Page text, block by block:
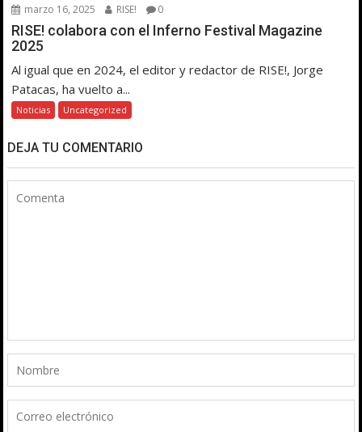
marzo 16, 2025 RISE! 0
RISE! colabora con el Inferno Festival Magazine
2025
Al igual que en 2024, el editor y redactor de RISE!, Jorge
Patacas, ha vuelto a...
Noticias Uncategorized
DEJA TU COMENTARIO